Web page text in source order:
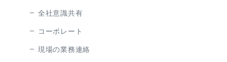
全社意識共有
コーポレート
現場の業務連絡